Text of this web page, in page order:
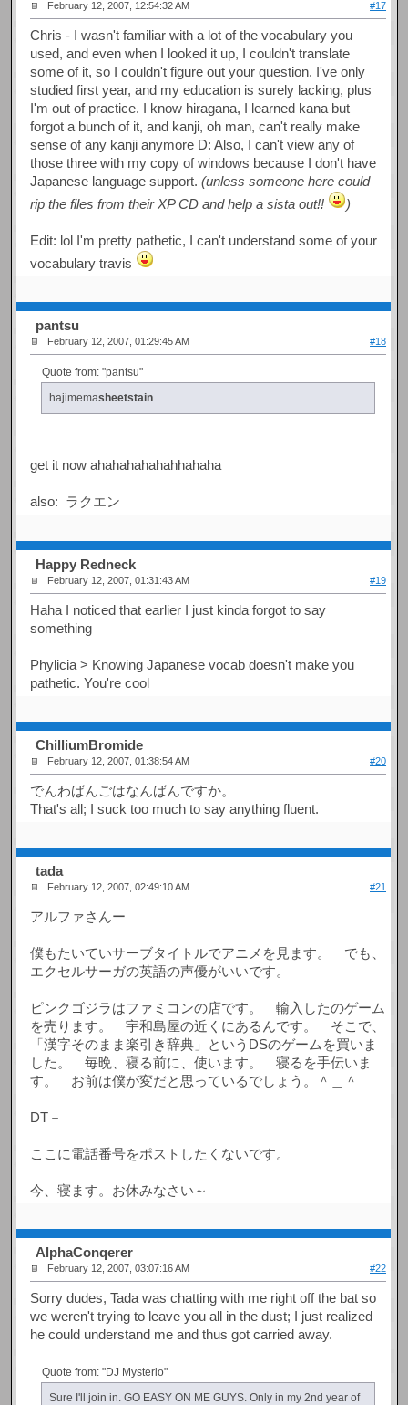
February 12, 2007, 12:54:32 AM #17
Chris - I wasn't familiar with a lot of the vocabulary you
used, and even when I looked it up, I couldn't translate
some of it, so I couldn't figure out your question. I've only
studied first year, and my education is surely lacking, plus
I'm out of practice. I know hiragana, I learned kana but
forgot a bunch of it, and kanji, oh man, can't really make
sense of any kanji anymore D: Also, I can't view any of
those three with my copy of windows because I don't have
Japanese language support.(unless someone here could
rip the files from their XP CD and help a sista out!!
)
Edit: lol I'm pretty pathetic, I can't understand some of your
vocabulary travis
pantsu
February 12, 2007, 01:29:45 AM #18
Quote from: "pantsu"
hajimemasheetstain
get it now ahahahahahahhahaha
also: ラクエン
Happy Redneck
February 12, 2007, 01:31:43 AM #19
Haha I noticed that earlier I just kinda forgot to say
something
Phylicia > Knowing Japanese vocab doesn't make you
pathetic. You're cool
ChilliumBromide
February 12, 2007, 01:38:54 AM #20
でんわばんごはなんばんですか。
That's all; I suck too much to say anything fluent.
tada
February 12, 2007, 02:49:10 AM #21
アルファさんー
僕もたいていサーブタイトルでアニメを見ます。 でも、
エクセルサーガの英語の声優がいいです。
ピンクゴジラはファミコンの店です。 輸入したのゲーム
を売ります。 宇和島屋の近くにあるんです。 そこで、
「漢字そのまま楽引き辞典」というDSのゲームを買いま
した。 毎晩、寝る前に、使います。 寝るを手伝いま
す。 お前は僕が変だと思っているでしょう。＾＿＾
DT－
ここに電話番号をポストしたくないです。
今、寝ます。お休みなさい～
AlphaConqerer
February 12, 2007, 03:07:16 AM #22
Sorry dudes, Tada was chatting with me right off the bat so
we weren't trying to leave you all in the dust; I just realized
he could understand me and thus got carried away.
Quote from: "DJ Mysterio"
Sure I'll join in. GO EASY ON ME GUYS. Only in my 2nd year of